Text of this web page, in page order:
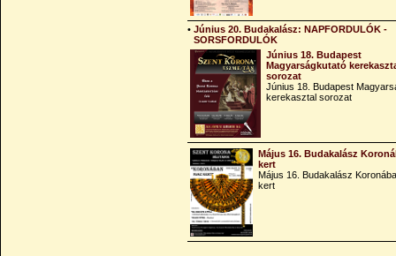
• Június 20. Budakalász: NAPFORDULÓK -
SORSFORDULÓK
Június 18. Budapest
Magyarságkutató
sorozat
Június 18. Budapest
kerekasztal sorozat
Május 16. Budakalász
kert
Május 16. Budakalász
kert